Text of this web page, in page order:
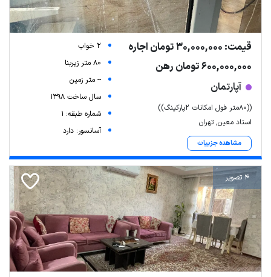
قیمت: 30,000,000 تومان اجاره
600,000,000 تومان رهن
آپارتمان
((۸۰متر فول امکانات ۲پارکینگ))
استاد معین, تهران
مشاهده جزییات
2 خواب
80 متر زیربنا
-- متر زمین
سال ساخت 1398
شماره طبقه: 1
آسانسور: دارد
4 تصویر